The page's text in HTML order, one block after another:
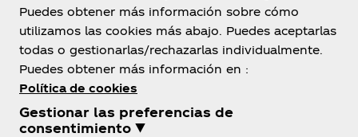
Sobre nosotros
Puedes obtener más información sobre cómo
utilizamos las cookies más abajo. Puedes aceptarlas
todas o gestionarlas/rechazarlas individualmente.
Puedes obtener más información en :
Política de cookies
Gestionar las preferencias de
consentimiento ▼